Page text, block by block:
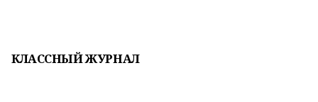
КЛАССНЫЙ ЖУРНАЛ